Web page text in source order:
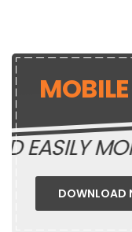
DOWNLOAD